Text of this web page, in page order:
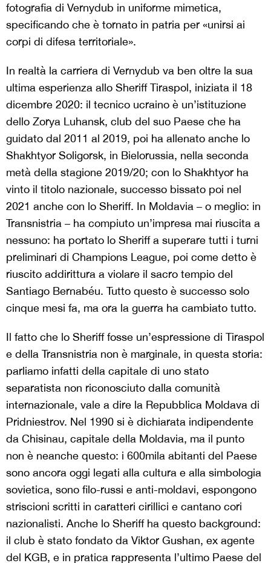
fotografia di Vernydub in uniforme mimetica,
specificando che è tornato in patria per «unirsi ai
corpi di difesa territoriale».
In realtà la carriera di Vernydub va ben oltre la sua
ultima esperienza allo Sheriff Tiraspol, iniziata il 18
dicembre 2020: il tecnico ucraino è un’istituzione
dello Zorya Luhansk, club del suo Paese che ha
guidato dal 2011 al 2019, poi ha allenato anche lo
Shakhtyor Soligorsk, in Bielorussia, nella seconda
metà della stagione 2019/20; con lo Shakhtyor ha
vinto il titolo nazionale, successo bissato poi nel
2021 anche con lo Sheriff. In Moldavia – o meglio: in
Transnistria – ha compiuto un’impresa mai riuscita a
nessuno: ha portato lo Sheriff a superare tutti i turni
preliminari di Champions League, poi come detto è
riuscito addirittura a violare il sacro tempio del
Santiago Bernabéu. Tutto questo è successo solo
cinque mesi fa, ma ora la guerra ha cambiato tutto.
Il fatto che lo Sheriff fosse un’espressione di Tiraspol
e della Transnistria non è marginale, in questa storia:
parliamo infatti della capitale di uno stato
separatista non riconosciuto dalla comunità
internazionale, vale a dire la Repubblica Moldava di
Pridniestrov. Nel 1990 si è dichiarata indipendente
da Chisinau, capitale della Moldavia, ma il punto
non è neanche questo: i 600mila abitanti del Paese
sono ancora oggi legati alla cultura e alla simbologia
sovietica, sono filo-russi e anti-moldavi, espongono
striscioni scritti in caratteri cirillici e cantano cori
nazionalisti. Anche lo Sheriff ha questo background:
il club è stato fondato da Viktor Gushan, ex agente
del KGB, e in pratica rappresenta l’ultimo Paese del